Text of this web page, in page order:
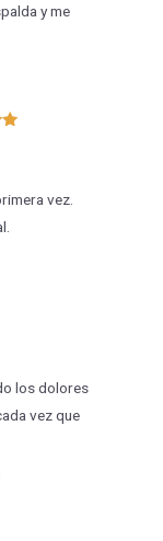
y me
vez.
los dolores
vez que